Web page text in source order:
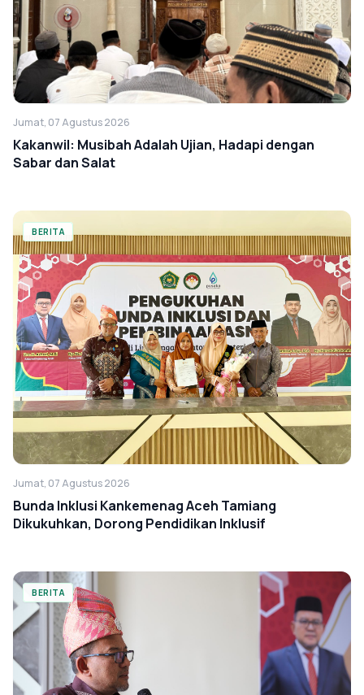
Jumat, 07 Agustus 2026
Kakanwil: Musibah Adalah Ujian, Hadapi dengan
Sabar dan Salat
BERITA
Jumat, 07 Agustus 2026
Bunda Inklusi Kankemenag Aceh Tamiang
Dikukuhkan, Dorong Pendidikan Inklusif
BERITA